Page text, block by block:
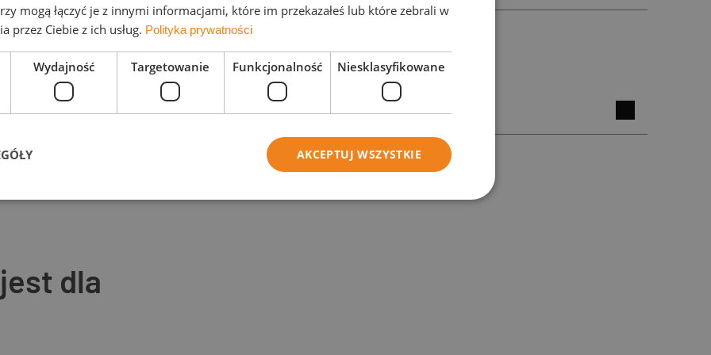
Podgląd
prawa
dla
mogą łączyć je z innymi informacjami, które im przekazałeś lub które zebrali w
przez Ciebie z ich usług. Polityka prywatności
Wydajność Targetowanie Funkcjonalność Niesklasyfikowane
AKCEPTUJ WSZYSTKIE